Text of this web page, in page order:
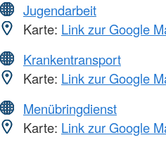
Jugendarbeit
Karte: Link zur Google
Krankentransport
Karte: Link zur Google
Menübringdienst
Karte: Link zur Google